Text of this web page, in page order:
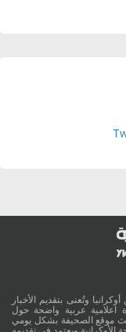
وتُعنى بتقديم الأخبار
اعلامية عربية واضحة حول
موقع الصحيفة بشكل يومي